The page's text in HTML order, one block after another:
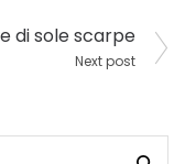
di sole scarpe
Next post